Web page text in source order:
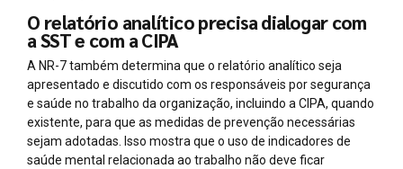
O relatório analítico precisa dialogar com
a SST e com a CIPA
A NR-7 também determina que o relatório analítico seja
apresentado e discutido com os responsáveis por segurança
e saúde no trabalho da organização, incluindo a CIPA, quando
existente, para que as medidas de prevenção necessárias
sejam adotadas. Isso mostra que o uso de indicadores de
saúde mental relacionada ao trabalho não deve ficar